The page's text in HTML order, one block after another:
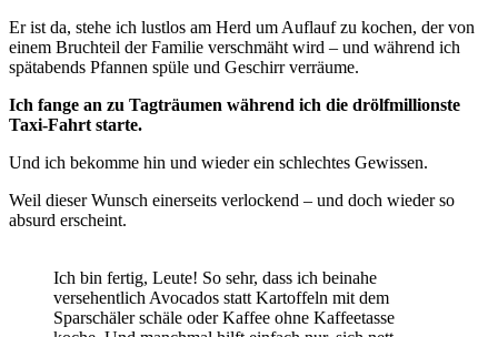
Er ist da, stehe ich lustlos am Herd um Auflauf zu kochen, der von
einem Bruchteil der Familie verschmäht wird – und während ich
spätabends Pfannen spüle und Geschirr verräume.
Ich fange an zu Tagträumen während ich die drölfmillionste
Taxi-Fahrt starte.
Und ich bekomme hin und wieder ein schlechtes Gewissen.
Weil dieser Wunsch einerseits verlockend – und doch wieder so
absurd erscheint.
Ich bin fertig, Leute! So sehr, dass ich beinahe
versehentlich Avocados statt Kartoffeln mit dem
Sparschäler schäle oder Kaffee ohne Kaffeetasse